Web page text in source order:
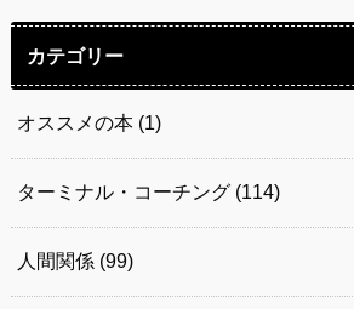
カテゴリー
オススメの本 (1)
ターミナル・コーチング (114)
人間関係 (99)